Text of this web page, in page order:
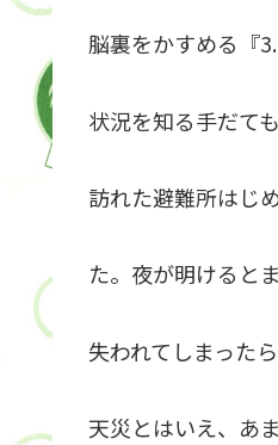
脳裏をかすめる『
状況を知る手だて
訪れた避難所はじ
た。夜が明けると
失われてしまったら
天災とはいえ、あ